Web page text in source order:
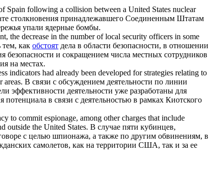
Spain following a collision between a United States nuclear
столкновения принадлежавшего Соединенным Штатам
упали ядерные бомбы.
the decrease in the number of local security officers in some
как обстоят дела в области безопасности, в отношении
безопасности и сокращением числа местных сотрудников
на местах.
indicators had already been developed for strategies relating to
areas. В связи с обсуждением деятельности по линии
эффективности деятельности уже разработаны для
в связи с деятельностью в рамках Киотского
to commit espionage, among other charges that include
outside the United States. В случае пяти кубинцев,
с целью шпионажа, а также по другим обвинениям, в
самолетов, как на территории США, так и за ее